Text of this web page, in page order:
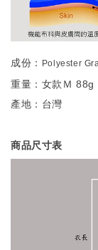
成份： Polyester
重量：女款Ｍ 88g
產地：台灣
商品尺寸表